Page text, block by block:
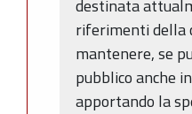
destinata
riferimenti della
mantenere, se
pubblico anche
apportando la